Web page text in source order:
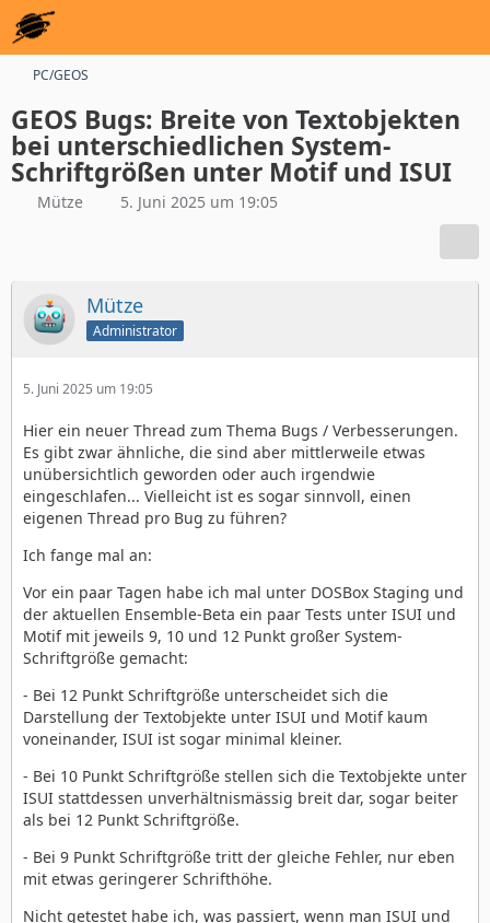
PC/GEOS
GEOS Bugs: Breite von Textobjekten
bei unterschiedlichen System-
Schriftgrößen unter Motif und ISUI
Mütze 5. Juni 2025 um 19:05
Mütze
Administrator
5. Juni 2025 um 19:05
Hier ein neuer Thread zum Thema Bugs / Verbesserungen.
Es gibt zwar ähnliche, die sind aber mittlerweile etwas
unübersichtlich geworden oder auch irgendwie
eingeschlafen... Vielleicht ist es sogar sinnvoll, einen
eigenen Thread pro Bug zu führen?
Ich fange mal an:
Vor ein paar Tagen habe ich mal unter DOSBox Staging und
der aktuellen Ensemble-Beta ein paar Tests unter ISUI und
Motif mit jeweils 9, 10 und 12 Punkt großer System-
Schriftgröße gemacht:
- Bei 12 Punkt Schriftgröße unterscheidet sich die
Darstellung der Textobjekte unter ISUI und Motif kaum
voneinander, ISUI ist sogar minimal kleiner.
- Bei 10 Punkt Schriftgröße stellen sich die Textobjekte unter
ISUI stattdessen unverhältnismässig breit dar, sogar beiter
als bei 12 Punkt Schriftgröße.
- Bei 9 Punkt Schriftgröße tritt der gleiche Fehler, nur eben
mit etwas geringerer Schrifthöhe.
Nicht getestet habe ich, was passiert, wenn man ISUI und